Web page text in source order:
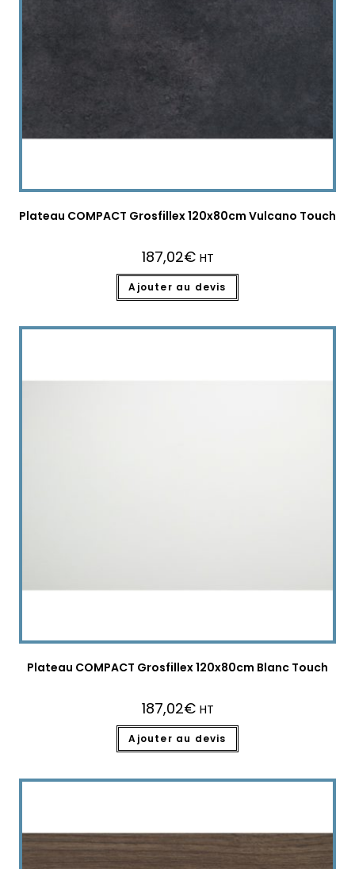
Plateau COMPACT Grosfillex 120x80cm Vulcano Touch
187,02€ HT
Ajouter au devis
Plateau COMPACT Grosfillex 120x80cm Blanc Touch
187,02€ HT
Ajouter au devis